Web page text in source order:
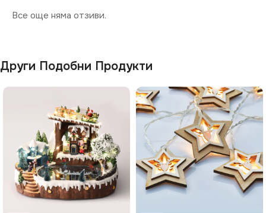
Все още няма отзиви.
Други Подобни Продукти